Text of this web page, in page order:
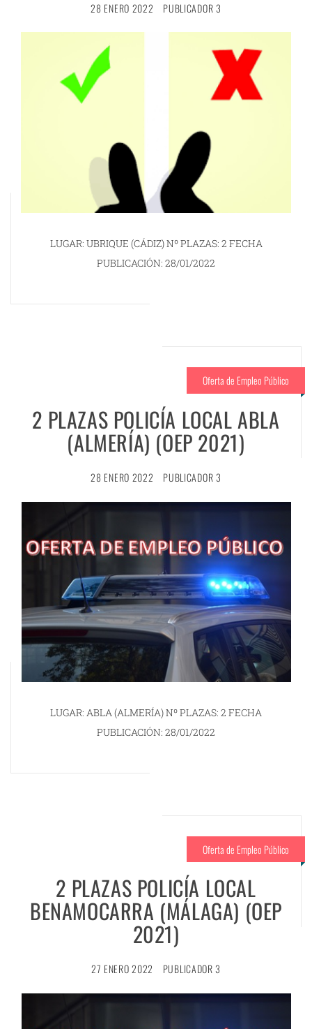
28 ENERO 2022 PUBLICADOR 3
LUGAR: UBRIQUE (CÁDIZ) Nº PLAZAS: 2 FECHA
PUBLICACIÓN: 28/01/2022
Oferta de Empleo Público
2 PLAZAS POLICÍA LOCAL ABLA
(ALMERÍA) (OEP 2021)
28 ENERO 2022 PUBLICADOR 3
LUGAR: ABLA (ALMERÍA) Nº PLAZAS: 2 FECHA
PUBLICACIÓN: 28/01/2022
Oferta de Empleo Público
2 PLAZAS POLICÍA LOCAL
BENAMOCARRA (MÁLAGA) (OEP
2021)
27 ENERO 2022 PUBLICADOR 3